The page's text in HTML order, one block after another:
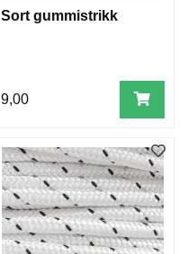
Sort gummistrikk
9,00